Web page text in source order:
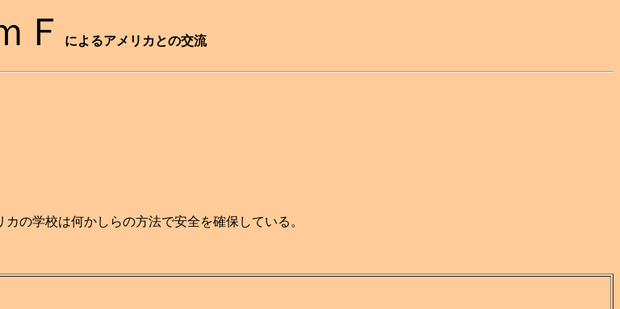
Ｆ によるアメリカとの交流
の学校は何かしらの方法で安全を確保している。